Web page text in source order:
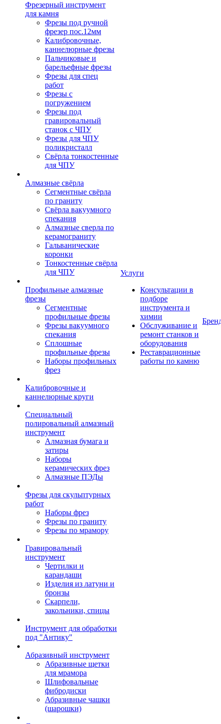
Фрезерный инструмент
для камня
Фрезы под ручной
фрезер пос.12мм
Калибровочные,
каннелюрные фрезы
Пальчиковые и
барельефные фрезы
Фрезы для спец
работ
Фрезы с
погружением
Фрезы под
гравировальный
станок с ЧПУ
Фрезы для ЧПУ
поликристалл
Свёрла тонкостенные
для ЧПУ
Алмазные свёрла
Сегментные свёрла
по граниту
Свёрла вакуумного
спекания
Алмазные сверла по
керамограниту
Гальванические
коронки
Тонкостенные свёрла
для ЧПУ
Профильные алмазные
фрезы
Сегментные
профильные фрезы
Фрезы вакуумного
спекания
Сплошные
профильные фрезы
Наборы профильных
фрез
Калибровочные и
каннелюрные круги
Специальный
полировальный алмазный
инструмент
Алмазная бумага и
затиры
Наборы
керамических фрез
Алмазные ПЭДы
Фрезы для скульптурных
работ
Наборы фрез
Фрезы по граниту
Фрезы по мрамору
Гравировальный
инструмент
Чертилки и
карандаши
Изделия из латуни и
бронзы
Скарпели,
закольники, спицы
Инструмент для обработки
под "Антику"
Абразивный инструмент
Абразивные щетки
для мрамора
Шлифовальные
фибродиски
Абразивные чашки
(шарошки)
Услуги
Консультации в
подборе
инструмента и
химии
Обслуживание и
ремонт станков и
оборудования
Реставрационные
работы по камню